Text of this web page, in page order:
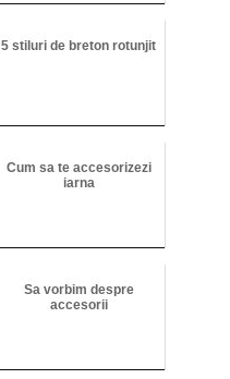
5 stiluri de breton rotunjit
Cum sa te accesorizezi
iarna
Sa vorbim despre
accesorii